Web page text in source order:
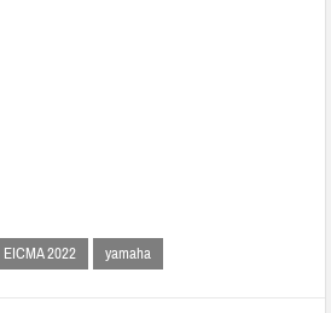
EICMA 2022 yamaha